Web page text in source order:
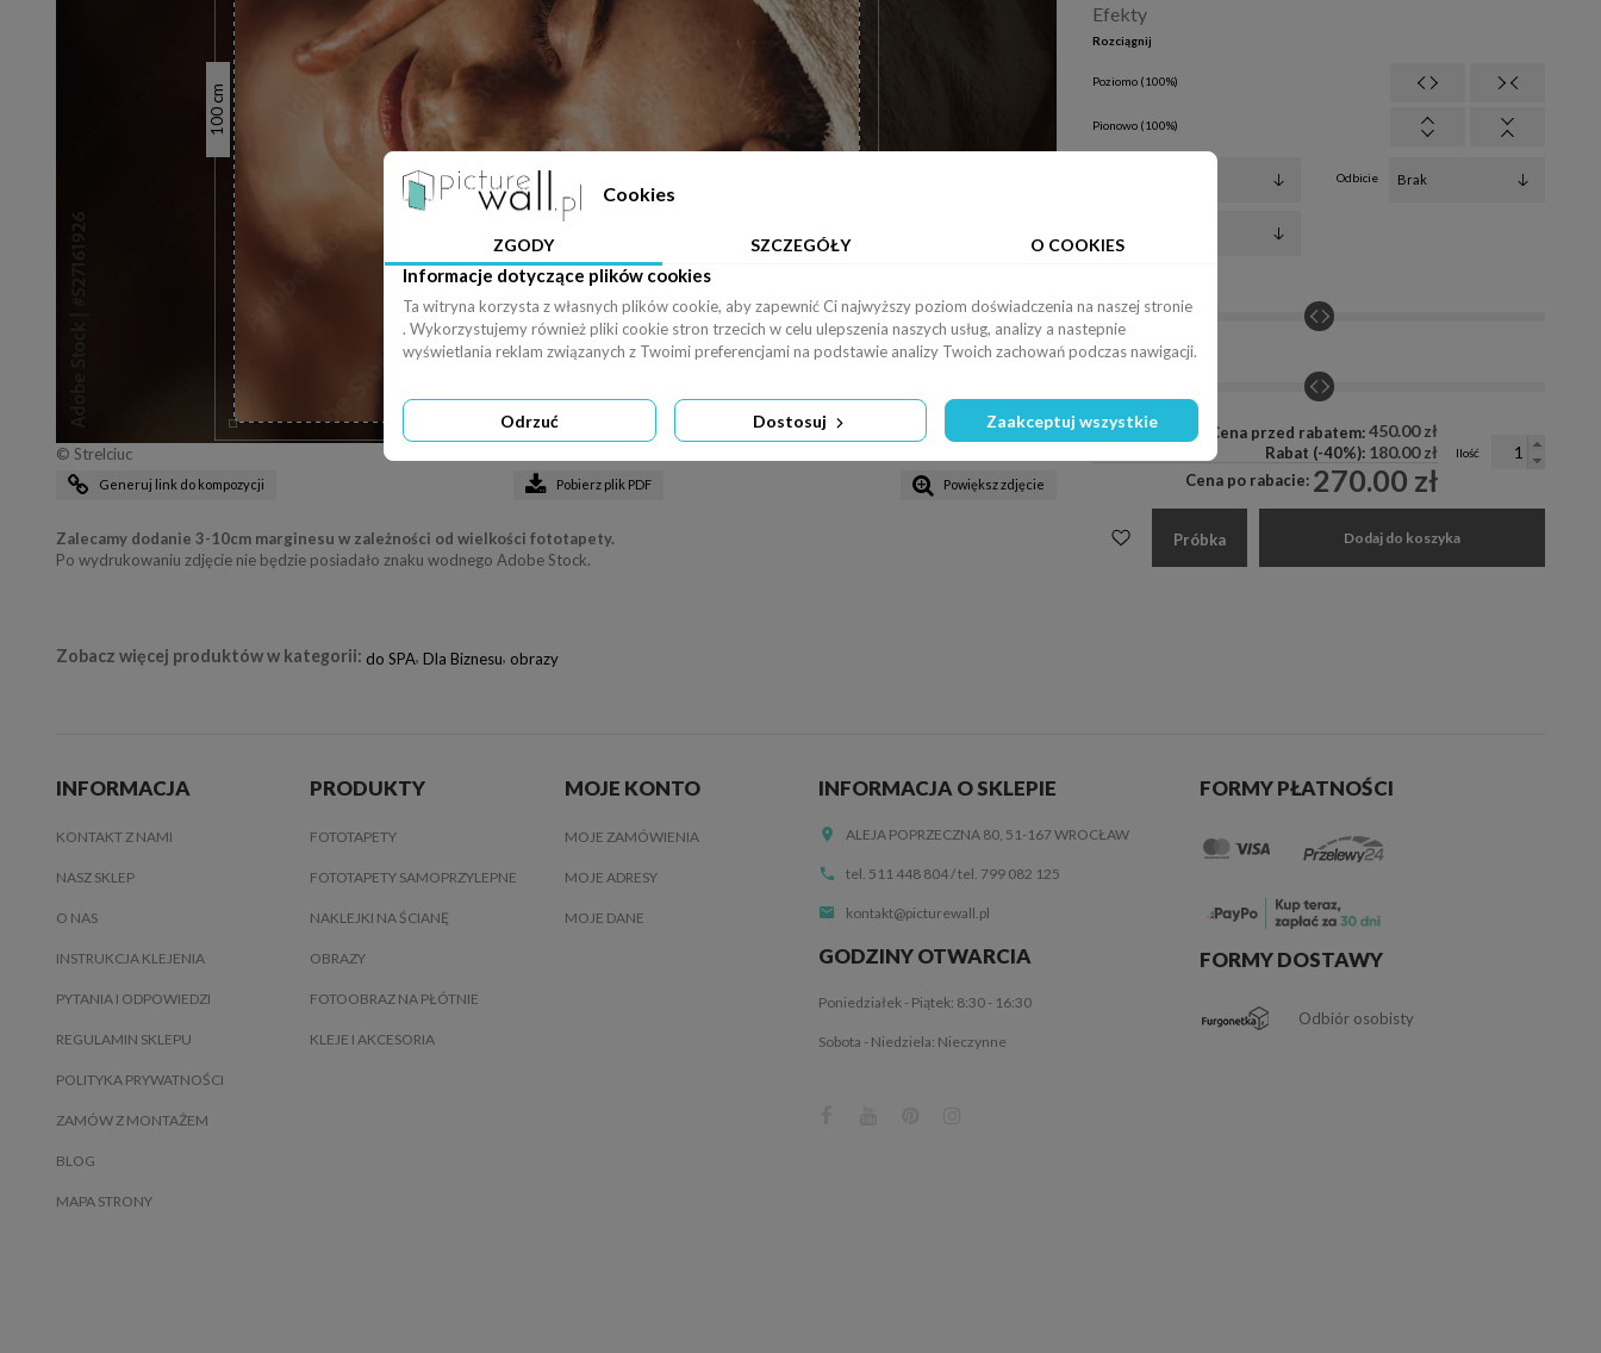
100
cm
© Strelciuc
Generuj link do kompozycji Pobierz plik PDF Powiększ zdjęcie
Zalecamy dodanie 3-10cm marginesu w zależności od wielkości fototapety.
Po wydrukowaniu zdjęcie nie będzie posiadało znaku wodnego Adobe Stock.
Efekty
Rozciągnij
Poziomo (100%)
Pionowo (100%)
Odbicie
Kontrast:0%
Cena przed rabatem:450.00 zł
Rabat (-40%): 180.00 zł
Cena po rabacie: 270.00 zł
Ilość
Próbka Dodaj do koszyka
Zobacz więcej produktów w kategorii: do SPA, Dla Biznesu, obrazy
INFORMACJA
KONTAKT Z NAMI
NASZ SKLEP
O NAS
INSTRUKCJA KLEJENIA
PYTANIA I ODPOWIEDZI
REGULAMIN SKLEPU
POLITYKA PRYWATNOŚCI
ZAMÓW Z MONTAŻEM
BLOG
MAPA STRONY
PRODUKTY
FOTOTAPETY
FOTOTAPETY SAMOPRZYLEPNE
NAKLEJKI NA ŚCIANĘ
OBRAZY
FOTOOBRAZ NA PŁÓTNIE
KLEJE I AKCESORIA
MOJE KONTO
MOJE ZAMÓWIENIA
MOJE ADRESY
MOJE DANE
INFORMACJA O SKLEPIE
ALEJA POPRZECZNA 80, 51-167 WROCŁAW
tel. 511 448 804/tel. 799 082 125
kontakt@picturewall.pl
GODZINY OTWARCIA
Poniedziałek - Piątek: 8:30 - 16:30
Sobota - Niedziela: Nieczynne
Cookies
ZGODY SZCZEGÓŁY O COOKIES
Informacje dotyczące plików cookies
Ta witryna korzysta z własnych plików cookie, aby zapewnić Ci najwyższy poziom doświadczenia na naszej stronie
. Wykorzystujemy również pliki cookie stron trzecich w celu ulepszenia naszych usług, analizy a nastepnie
wyświetlania reklam związanych z Twoimi preferencjami na podstawie analizy Twoich zachowań podczas nawigacji.
Odrzuć Dostosuj Zaakceptuj wszystkie
FORMY PŁATNOŚCI
FORMY DOSTAWY
Odbiór osobisty